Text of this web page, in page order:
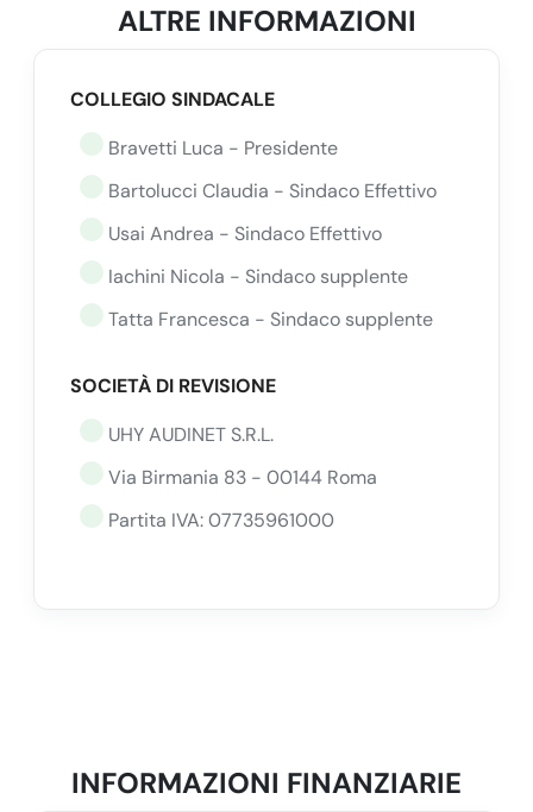
ALTRE INFORMAZIONI
COLLEGIO SINDACALE
Bravetti Luca - Presidente
Bartolucci Claudia - Sindaco Effettivo
Usai Andrea - Sindaco Effettivo
Iachini Nicola - Sindaco supplente
Tatta Francesca - Sindaco supplente
SOCIETÀ DI REVISIONE
UHY AUDINET S.R.L.
Via Birmania 83 - 00144 Roma
Partita IVA: 07735961000
INFORMAZIONI FINANZIARIE